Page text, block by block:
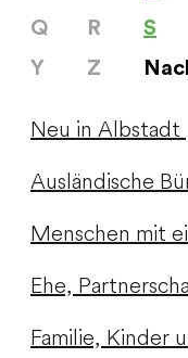
Q
R S
Y
Z
Neu in Albstadt
Ausländische
Menschen mit
Ehe,
Familie, Kinder